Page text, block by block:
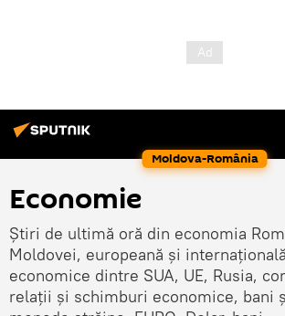
Moldova-România
Economie
Știri de ultimă oră din economia
Moldovei, europeană și
economice dintre SUA, UE, Rusia,
relații și schimburi economice, bani